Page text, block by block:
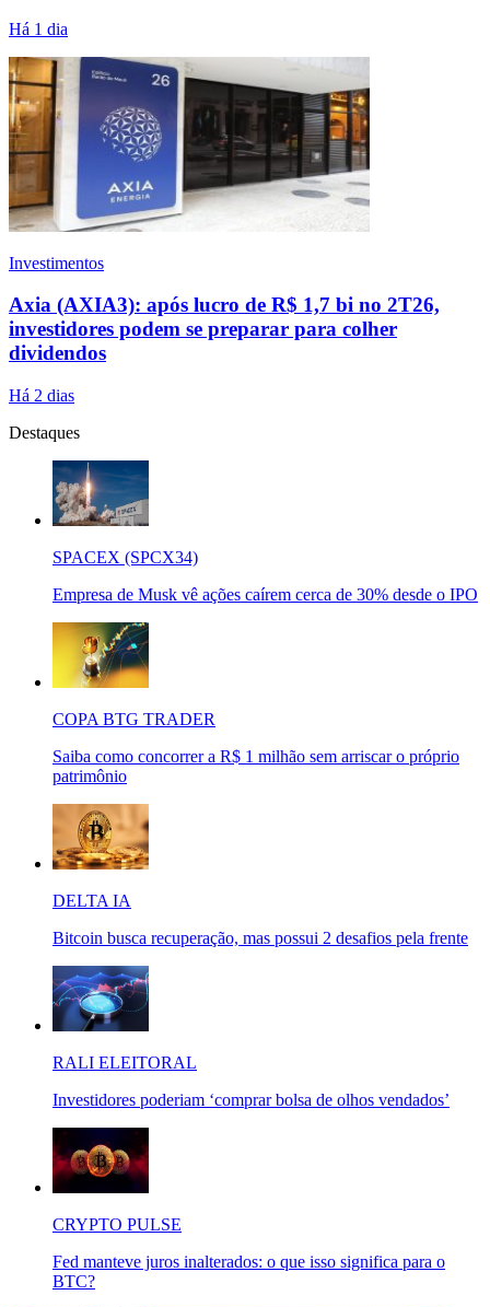
Há 1 dia
Investimentos
Axia (AXIA3): após lucro de R$ 1,7 bi no 2T26,
investidores podem se preparar para colher
dividendos
Há 2 dias
Destaques
SPACEX (SPCX34)
Empresa de Musk vê ações caírem cerca de 30% desde o IPO
COPA BTG TRADER
Saiba como concorrer a R$ 1 milhão sem arriscar o próprio
patrimônio
DELTA IA
Bitcoin busca recuperação, mas possui 2 desafios pela frente
RALI ELEITORAL
Investidores poderiam ‘comprar bolsa de olhos vendados’
CRYPTO PULSE
Fed manteve juros inalterados: o que isso significa para o
BTC?